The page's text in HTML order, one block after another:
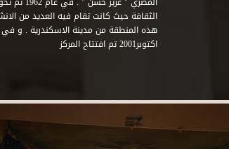
الثقافة حيث كانت تقام فيه العديد من
اكتوبر2001 تم افتتاح المركز